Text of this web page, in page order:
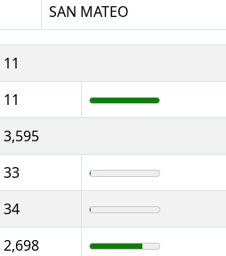
SAN MATEO
11
11
3,595
33
34
2,698